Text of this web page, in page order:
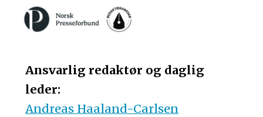
Ansvarlig redaktør og daglig
leder:
Andreas Haaland-Carlsen